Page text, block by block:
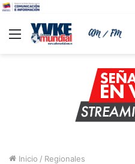
Menu
Inicio / Regionales